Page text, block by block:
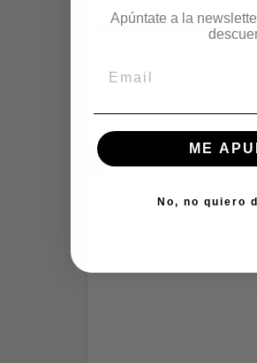
Apúntate a la
ME
No, no quiero